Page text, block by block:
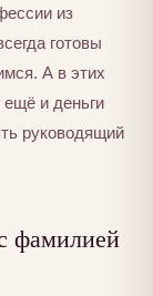
из
готовы
А в этих
и деньги
руководящий
фамилией